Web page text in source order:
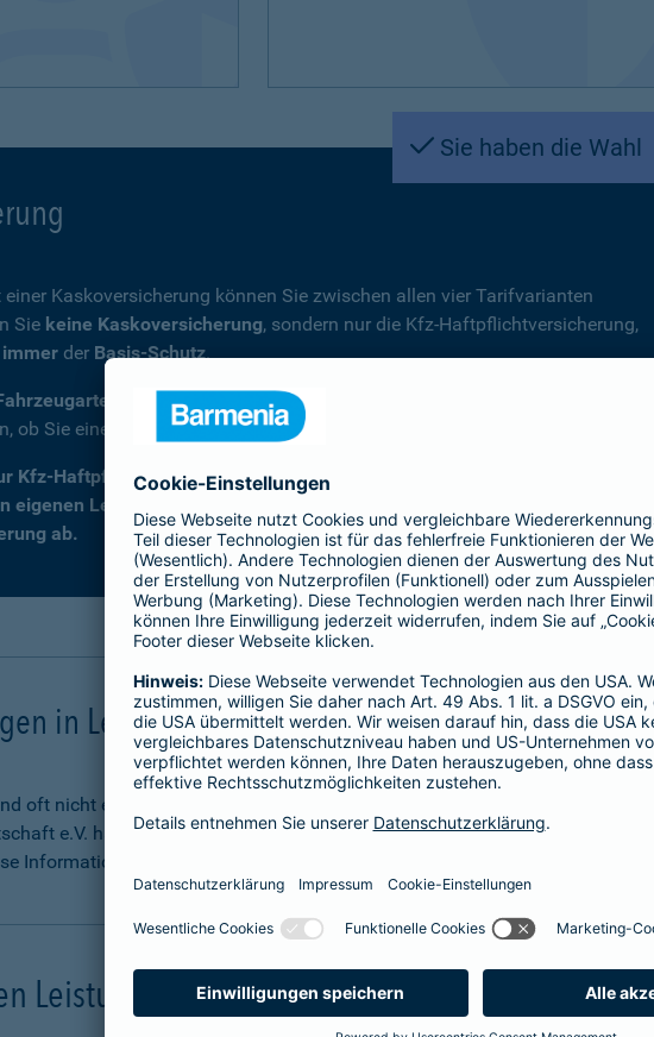
Sie haben die Wahl
Kaskoversicherung können Sie zwischen allen vier Tarifvarianten
Sie keine Kaskoversicherung, sondern nur die Kfz-Haftpflichtversicherung,
der Basis-Schutz.
(z. B. Krafträder, Campingfahrzeuge) gilt immer der
ob Sie eine Kaskoversicherung wählen.
Kfz-Haftpflicht eine Vollkaskoversicherung vereinbart, deckt diese –
eigenen Leistungen – automatisch auch alle Leistungen der
ab.
in Leichter Sprache erklärt
oft nicht einfach zu verstehen. Der Gesamtverband der Deutschen
e.V. hat
Informationen in Leichter Sprache zu diversen Versicherungen
Informationen finden Sie hier.
Leistungen der Kfz-Versicherung im Überblick